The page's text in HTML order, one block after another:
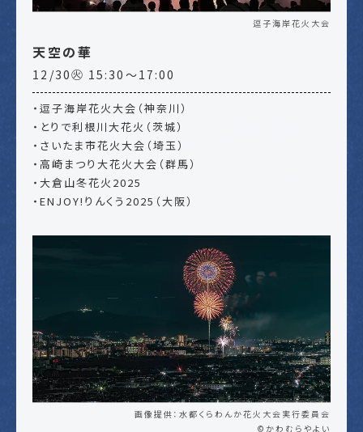
逗子海岸花火大会
天空の華
12/30㊋ 15:30～17:00
・逗子海岸花火大会（神奈川）
・とりで利根川大花火（茨城）
・さいたま市花火大会（埼玉）
・高崎まつり大花火大会（群馬）
・大倉山冬花火2025
・ENJOY!りんくう2025（大阪）
画像提供：水都くらわんか花火大会実行委員会
©かわむらやよい